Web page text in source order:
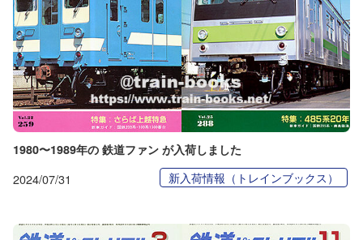
1980〜1989年の 鉄道ファン が入荷しました
2024/07/31 新入荷情報（トレインブックス）